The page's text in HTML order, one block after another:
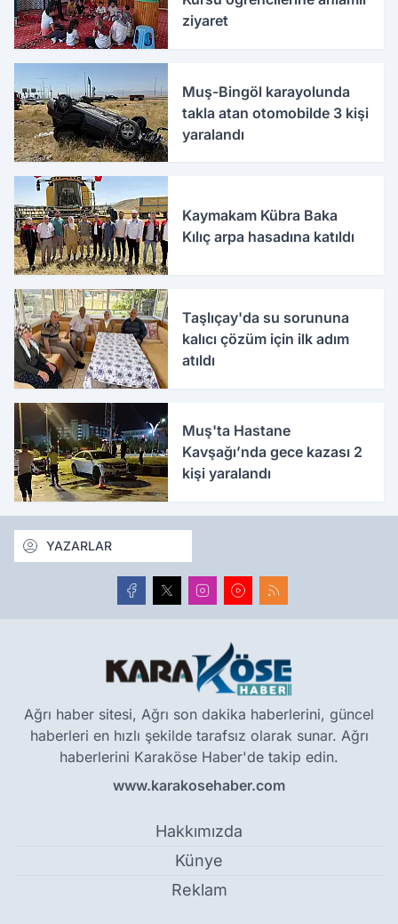
ziyaret
Muş-Bingöl karayolunda
takla atan otomobilde 3 kişi
yaralandı
Kaymakam Kübra Baka
Kılıç arpa hasadına katıldı
Taşlıçay'da su sorununa
kalıcı çözüm için ilk adım
atıldı
Muş'ta Hastane
Kavşağı’nda gece kazası 2
kişi yaralandı
YAZARLAR
Ağrı haber sitesi, Ağrı son dakika haberlerini, güncel
haberleri en hızlı şekilde tarafsız olarak sunar. Ağrı
haberlerini Karaköse Haber'de takip edin.
www.karakosehaber.com
Hakkımızda
Künye
Reklam